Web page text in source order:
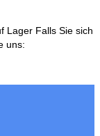
Lager Falls Sie sich
uns: